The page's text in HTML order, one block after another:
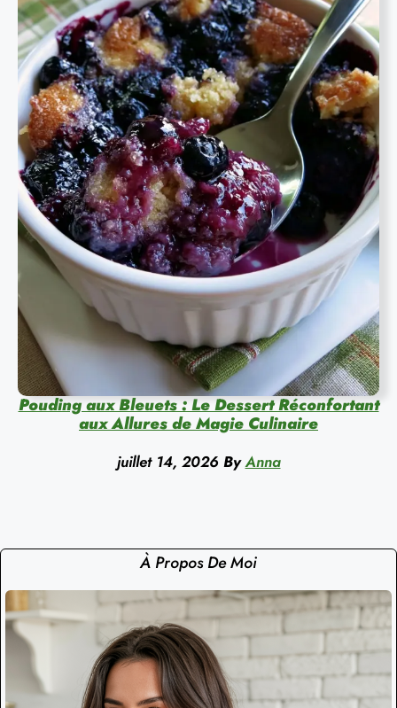
Pouding aux Bleuets : Le Dessert Réconfortant
aux Allures de Magie Culinaire
juillet 14, 2026 By Anna
À Propos De Moi